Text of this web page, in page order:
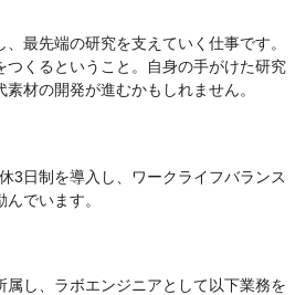
最先端の研究を支えていく仕事です。
つくるということ。自身の手がけた研究
材の開発が進むかもしれません。
3日制を導入し、ワークライフバランス
でいます。
属し、ラボエンジニアとして以下業務を